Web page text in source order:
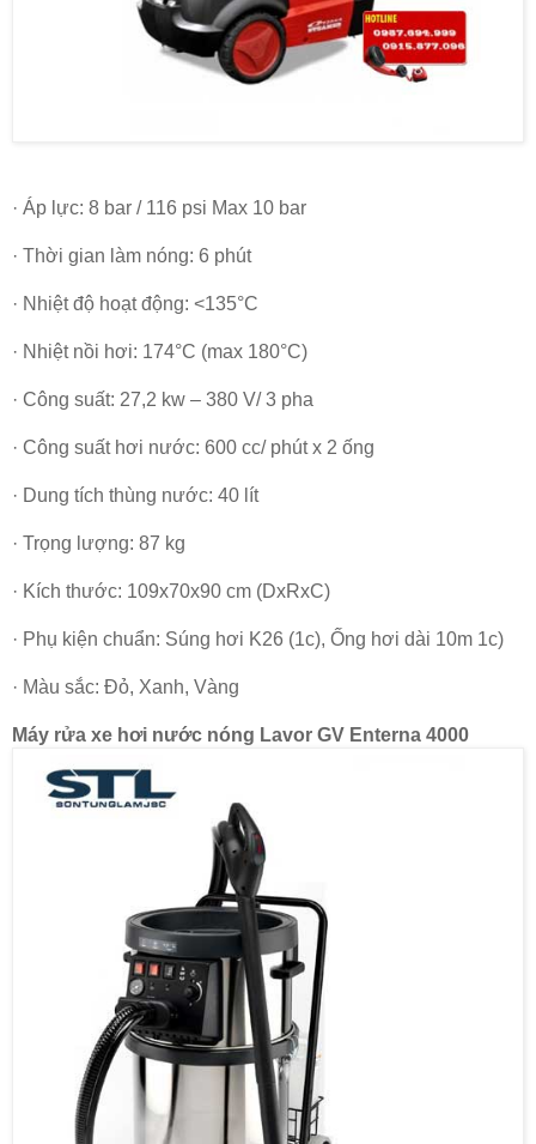
· Áp lực: 8 bar / 116 psi Max 10 bar
· Thời gian làm nóng: 6 phút
· Nhiệt độ hoạt động: <135°C
· Nhiệt nồi hơi: 174°C (max 180°C)
· Công suất: 27,2 kw – 380 V/ 3 pha
· Công suất hơi nước: 600 cc/ phút x 2 ống
· Dung tích thùng nước: 40 lít
· Trọng lượng: 87 kg
· Kích thước: 109x70x90 cm (DxRxC)
· Phụ kiện chuẩn: Súng hơi K26 (1c), Ống hơi dài 10m 1c)
· Màu sắc: Đỏ, Xanh, Vàng
Máy rửa xe hơi nước nóng Lavor GV Enterna 4000